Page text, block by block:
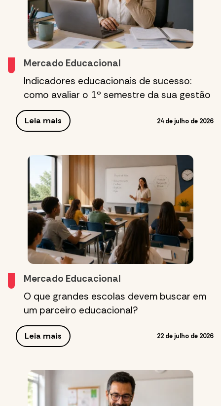
Mercado Educacional
Indicadores educacionais de sucesso:
como avaliar o 1º semestre da sua gestão
Leia mais 24 de julho de 2026
Mercado Educacional
O que grandes escolas devem buscar em
um parceiro educacional?
Leia mais 22 de julho de 2026